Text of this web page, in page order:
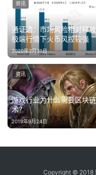
通证通：市场风险相对释放
极端行情下火币风控较强
2020年3月31日
资讯
游戏行业为什么需要区块
术？
2019年9月24日
资讯
Copyright © 2018